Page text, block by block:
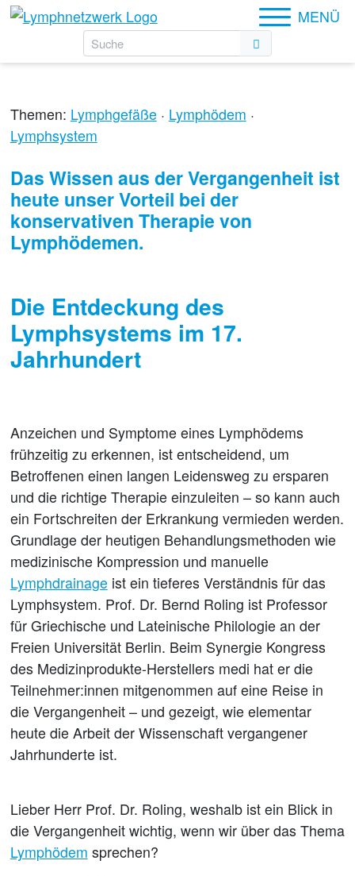
MENÜ
Themen: Lymphgefäße· Lymphödem ·
Lymphsystem
Das Wissen aus der Vergangenheit ist
heute unser Vorteil bei der
konservativen Therapie von
Lymphödemen.
Die Entdeckung des
Lymphsystems im 17.
Jahrhundert
Anzeichen und Symptome eines Lymphödems
frühzeitig zu erkennen, ist entscheidend, um
Betroffenen einen langen Leidensweg zu ersparen
und die richtige Therapie einzuleiten – so kann auch
ein Fortschreiten der Erkrankung vermieden werden.
Grundlage der heutigen Behandlungsmethoden wie
medizinische Kompression und manuelle
Lymphdrainageist ein tieferes Verständnis für das
Lymphsystem. Prof. Dr. Bernd Roling ist Professor
für Griechische und Lateinische Philologie an der
Freien Universität Berlin. Beim Synergie Kongress
des Medizinprodukte-Herstellers medi hat er die
Teilnehmer:innen mitgenommen auf eine Reise in
die Vergangenheit – und gezeigt, wie elementar
heute die Arbeit der Wissenschaft vergangener
Jahrhunderte ist.
Lieber Herr Prof. Dr. Roling, weshalb ist ein Blick in
die Vergangenheit wichtig, wenn wir über das Thema
Lymphödem sprechen?